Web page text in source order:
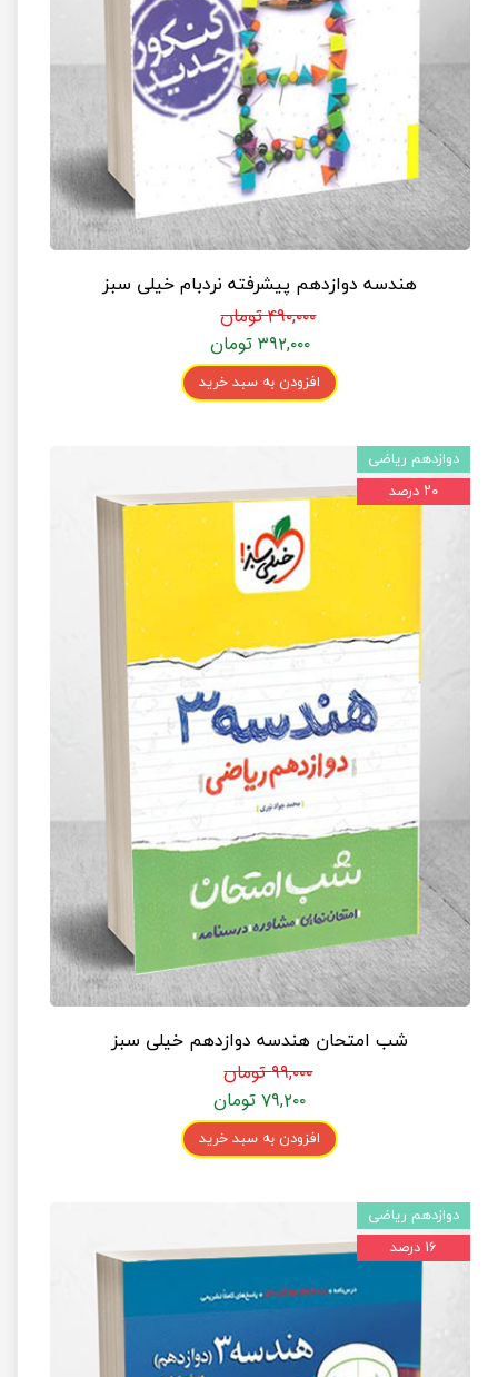
هندسه دوازدهم پیشرفته نردبام خیلی سبز
۴۹۰,۰۰۰ تومان
۳۹۲,۰۰۰ تومان
افزودن به سبد خرید
شب امتحان هندسه دوازدهم خیلی سبز
۹۹,۰۰۰ تومان
۷۹,۲۰۰ تومان
افزودن به سبد خرید
دوازدهم ریاضی
۲۰ درصد
دوازدهم ریاضی
۱۶ درصد